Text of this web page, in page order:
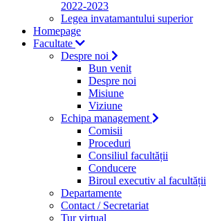
2022-2023
Legea invatamantului superior
Homepage
Facultate
Despre noi
Bun venit
Despre noi
Misiune
Viziune
Echipa management
Comisii
Proceduri
Consiliul facultății
Conducere
Biroul executiv al facultății
Departamente
Contact / Secretariat
Tur virtual